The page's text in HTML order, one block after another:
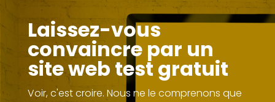
Laissez-vous
convaincre par un
site web test gratuit
Voir, c'est croire. Nous ne le comprenons que